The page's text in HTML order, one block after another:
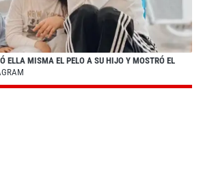
ELLA MISMA EL PELO A SU HIJO Y MOSTRÓ EL